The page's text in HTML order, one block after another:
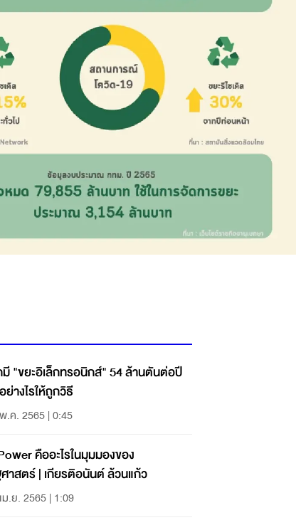
มี "ขยะอิเล็กทรอนิกส์" 54 ล้านตันต่อปี
างไรให้ถูกวิธี
.ค. 2565 | 0:45
คืออะไรในมุมมองของ
ศาสตร์ | เกียรติอนันต์ ล้วนแก้ว
ม.ย. 2565 | 1:09